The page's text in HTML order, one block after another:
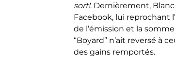
sort!. Dernièrement,
Facebook, lui reprochant
de l’émission et la
“Boyard” n’ait reversé à
des gains remportés.